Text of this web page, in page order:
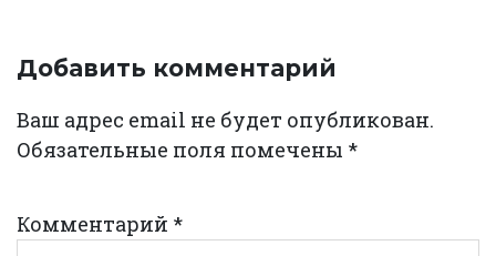
Добавить комментарий
Ваш адрес email не будет опубликован.
Обязательные поля помечены *
Комментарий *